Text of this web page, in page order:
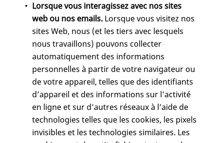
Lorsque vous interagissez avec nos sites
web ou nos emails. Lorsque vous visitez nos
sites Web, nous (et les tiers avec lesquels
nous travaillons) pouvons collecter
automatiquement des informations
personnelles à partir de votre navigateur ou
de votre appareil, telles que des identifiants
d’appareil et des informations sur l’activité
en ligne et sur d’autres réseaux à l’aide de
technologies telles que les cookies, les pixels
invisibles et les technologies similaires. Les